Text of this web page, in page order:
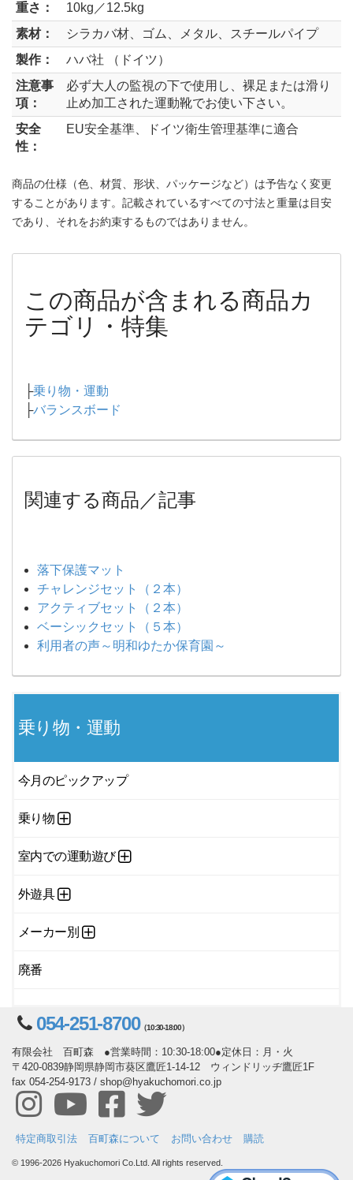
重さ：
10kg／12.5kg
素材：
シラカバ材、ゴム、メタル、スチールパイプ
製作：
ハバ社 （ドイツ）
注意事
項：
必ず大人の監視の下で使用し、裸足または滑り
止め加工された運動靴でお使い下さい。
安全
性：
EU安全基準、ドイツ衛生管理基準に適合
商品の仕様（色、材質、形状、パッケージなど）は予告なく変更
することがあります。記載されているすべての寸法と重量は目安
であり、それをお約束するものではありません。
この商品が含まれる商品カ
テゴリ・特集
├乗り物・運動
├バランスボード
関連する商品／記事
落下保護マット
チャレンジセット（２本）
アクティブセット（２本）
ベーシックセット（５本）
利用者の声～明和ゆたか保育園～
乗り物・運動
今月のピックアップ
乗り物
室内での運動遊び
外遊具
メーカー別
廃番
054-251-8700（10:30-18:00）
有限会社 百町森 ●営業時間：10:30-18:00●定休日：月・火
〒420-0839静岡県静岡市葵区鷹匠1-14-12 ウィンドリッヂ鷹匠1F
fax 054-254-9173 / shop@hyakuchomori.co.jp
特定商取引法 百町森について お問い合わせ 購読
© 1996-2026 Hyakuchomori Co.Ltd. All rights reserved.